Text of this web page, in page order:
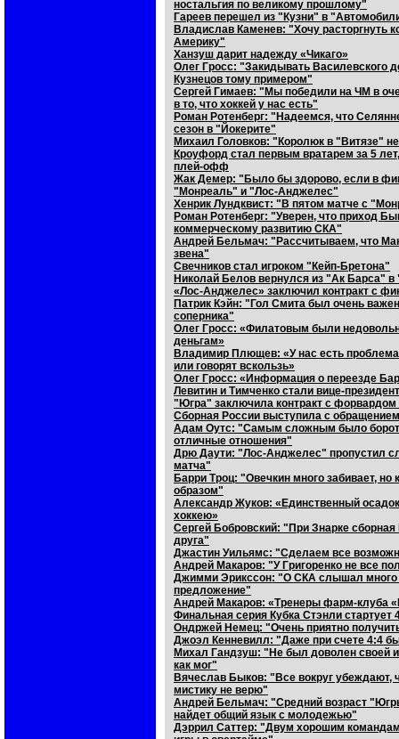
ностальгия по великому прошлому"
Гареев перешел из "Кузни" в
Владислав Каменев: "Хочу расторгнуть
Америку"
Ханзуш дарит надежду «Чикаго»
Олег Гросс: "Закидывать Василевского
Кузнецов тому примером"
Сергей Гимаев: "Мы победили на ЧМ в
в то, что хоккей у нас есть"
Роман Ротенберг: "Надеемся, что
сезон в "Йокерите"
Михаил Головков: "Королюк в "Витязе"
Кроуфорд стал первым вратарем за 5
плей-офф
Жак Демер: "Было бы здорово, если в
"Монреаль" и "Лос-Анджелес"
Хенрик Лундквист: "В пятом матче с
Роман Ротенберг: "Уверен, что приход
коммерческому развитию СКА"
Андрей Бельмач: "Рассчитываем, что
звена"
Свечников стал игроком "Кейп-Бретона"
Николай Белов вернулся из "Ак Барса"
«Лос-Анджелес» заключил контракт с
Патрик Кэйн: "Гол Смита был очень
соперника"
Олег Гросс: «Филатовым были
деньгам»
Владимир Плющев: «У нас есть проблема
или говорят вскользь»
Олег Гросс: «Информация о переезде
Левитин и Тимченко стали вице-
"Югра" заключила контракт с
Сборная России выступила с
Адам Оутс: "Самым сложным было
отличные отношения"
Дрю Даути: "Лос-Анджелес" пропустил
матча"
Барри Троц: "Овечкин много забивает,
образом"
Александр Жуков: «Единственный
хоккею»
Сергей Бобровский: "При Знарке
друга"
Джастин Уильямс: "Сделаем все
Андрей Макаров: "У Григоренко не все
Джимми Эрикссон: "О СКА слышал много
предложение"
Андрей Макаров: «Тренеры фарм-клуба
Финальная серия Кубка Стэнли стартует
Ондржей Немец: "Очень приятно
Джоэл Кенневилл: "Даже при счете 4:4
Михал Гандзуш: "Не был доволен своей
как мог"
Вячеслав Быков: "Все вокруг убеждают,
мистику не верю"
Андрей Бельмач: "Средний возраст
найдет общий язык с молодежью"
Дэррил Саттер: "Двум хорошим